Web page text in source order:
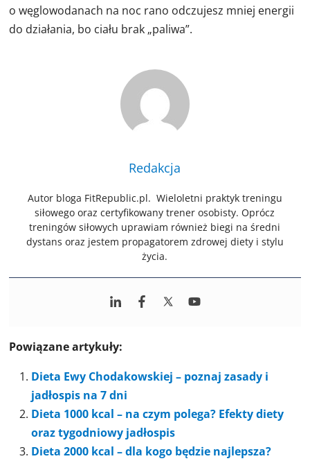
o węglowodanach na noc rano odczujesz mniej energii
do działania, bo ciału brak „paliwa”.
Redakcja
Autor bloga FitRepublic.pl. Wieloletni praktyk treningu
siłowego oraz certyfikowany trener osobisty. Oprócz
treningów siłowych uprawiam również biegi na średni
dystans oraz jestem propagatorem zdrowej diety i stylu
życia.
Powiązane artykuły:
Dieta Ewy Chodakowskiej – poznaj zasady i
jadłospis na 7 dni
Dieta 1000 kcal – na czym polega? Efekty diety
oraz tygodniowy jadłospis
Dieta 2000 kcal – dla kogo będzie najlepsza?